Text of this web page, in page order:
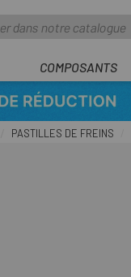
COMPOSANTS
PASTILLES DE FREINS